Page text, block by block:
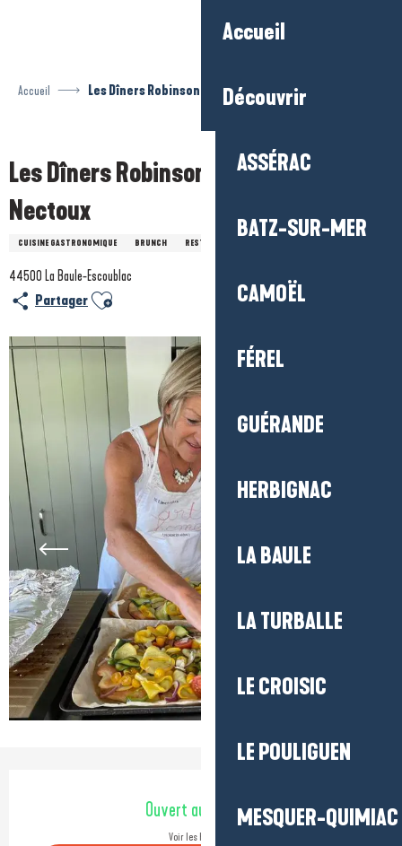
Accueil
Découvrir
ASSÉRAC
BATZ-SUR-MER
CAMOËL
FÉREL
GUÉRANDE
HERBIGNAC
LA BAULE
LA TURBALLE
LE CROISIC
LE POULIGUEN
MESQUER-QUIMIAC
Accueil Les Dîners Robinson - Nathalie Nectoux
Les Dîners Robinson - Nathalie
Nectoux
CUISINE GASTRONOMIQUE BRUNCH RESTAURANTS GASTRONOMIQUES
Prestataire engagé dans une démarche environnementale
44500 La Baule-Escoublac
Partager Ajouter aux favoris
Ouverture et coordonnées
Ouvert aujourd'hui
Voir les horaires